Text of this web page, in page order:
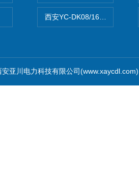
西安YC-DK08/16A智能照明
亚川电力科技有限公司